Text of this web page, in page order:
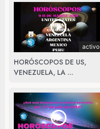
activo
HORÓSCOPOS DE US,
VENEZUELA, LA ...